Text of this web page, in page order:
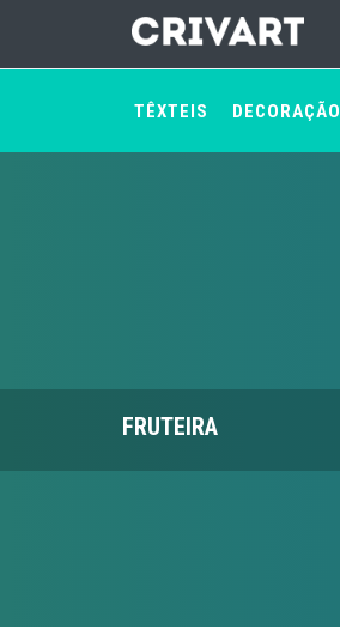
TÊXTEIS DECORAÇÃO
FRUTEIRA